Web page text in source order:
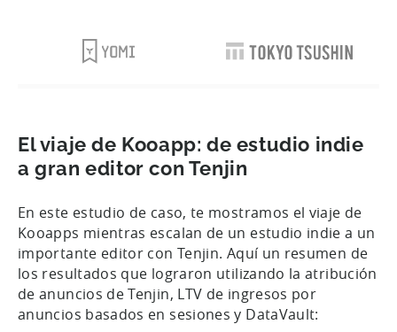
El viaje de Kooapp: de estudio indie
a gran editor con Tenjin
En este estudio de caso, te mostramos el viaje de
Kooapps mientras escalan de un estudio indie a un
importante editor con Tenjin. Aquí un resumen de
los resultados que lograron utilizando la atribución
de anuncios de Tenjin, LTV de ingresos por
anuncios basados en sesiones y DataVault: